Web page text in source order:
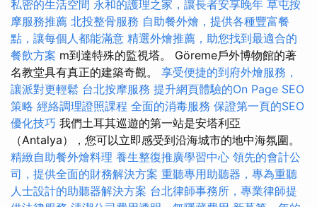
私密的生活空間 永和的護理之家，讓長者安享晚年 草屯按
摩服務推薦 北投整骨服務 自助餐外燴，提供各種豐富餐
點，讓每個人都能滿意 精選外燴推薦，助您找到最適合的
餐飲方案 m到達特殊的監視塔。 Göreme戶外博物館的著
名教堂具有真正的建築奇觀。 享受便捷的到府外燴服務，
讓派對更輕鬆 台北按摩服務 提升網頁體驗的On Page SEO
策略 經絡調理證照課程 全面的消毒服務 保證第一頁的SEO
優化技巧 我們土耳其巡遊的第一站是安塔利亞
（Antalya），您可以立即感受到沿海城市的地中海氛圍。
精緻自助餐外燴料理 養生整復推廣學習中心 領先的會計公
司，提供全面的財務解決方案 重聽專用助聽器，專為重聽
人士設計的助聽器解決方案 台北律師事務所，專業律師提